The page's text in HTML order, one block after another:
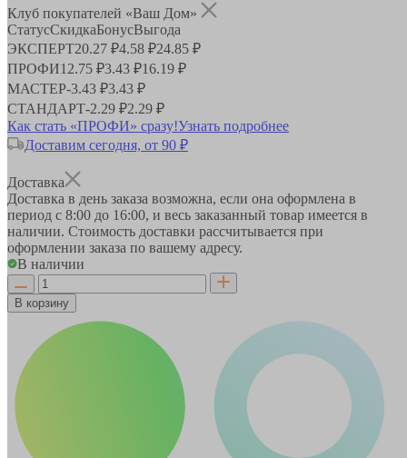
Клуб покупателей «Ваш Дом»
СтатусСкидкаБонусВыгода
ЭКСПЕРТ20.27 ₽4.58 ₽24.85 ₽
ПРОФИ12.75 ₽3.43 ₽16.19 ₽
МАСТЕР-3.43 ₽3.43 ₽
СТАНДАРТ-2.29 ₽2.29 ₽
Как стать «ПРОФИ» сразу!Узнать подробнее
Доставим сегодня, от 90 ₽
Доставка
Доставка в день заказа возможна, если она оформлена в
период с 8:00 до 16:00, и весь заказанный товар имеется в
наличии. Стоимость доставки рассчитывается при
оформлении заказа по вашему адресу.
В наличии
В корзину